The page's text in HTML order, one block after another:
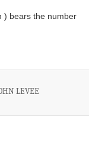
) bears the number
LEVEE